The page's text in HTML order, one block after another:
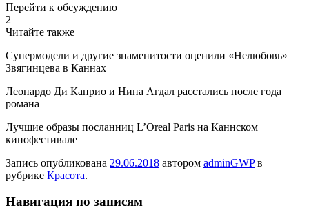
Перейти к обсуждению
2
Читайте также
Супермодели и другие знаменитости оценили «Нелюбовь»
Звягинцева в Каннах
Леонардо Ди Каприо и Нина Агдал расстались после года
романа
Лучшие образы посланниц L’Oreal Paris на Каннском
кинофестивале
Запись опубликована 29.06.2018 автором adminGWPв
рубрике Красота.
Навигация по записям